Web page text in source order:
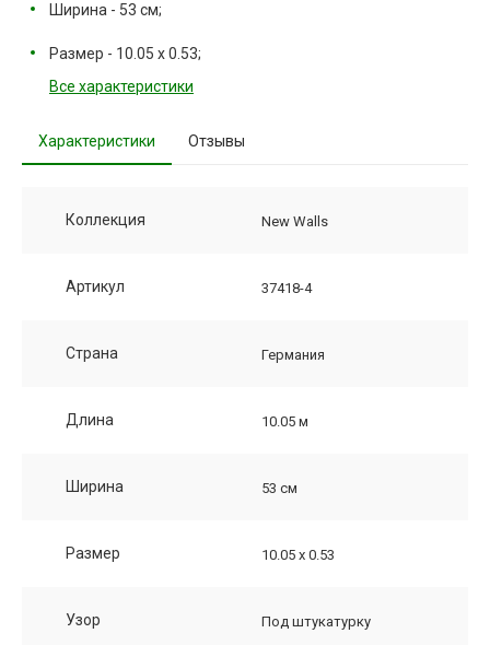
Ширина - 53 см;
Размер - 10.05 х 0.53;
Все характеристики
Характеристики Отзывы
Коллекция New Walls
Артикул 37418-4
Страна Германия
Длина 10.05 м
Ширина 53 см
Размер 10.05 х 0.53
Узор Под штукатурку